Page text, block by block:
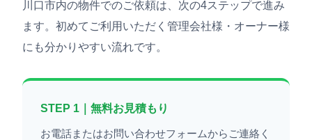
川口市内の物件でのご依頼は、次の4ステップで進み
ます。初めてご利用いただく管理会社様・オーナー様
にも分かりやすい流れです。
STEP 1｜無料お見積もり
お電話またはお問い合わせフォームからご連絡く